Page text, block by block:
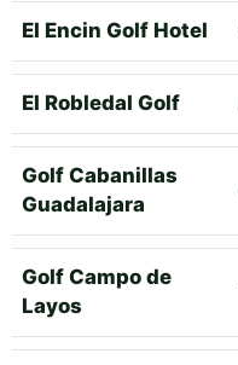
El Encin Golf Hotel
El Robledal Golf
Golf Cabanillas
Guadalajara
Golf Campo de
Layos